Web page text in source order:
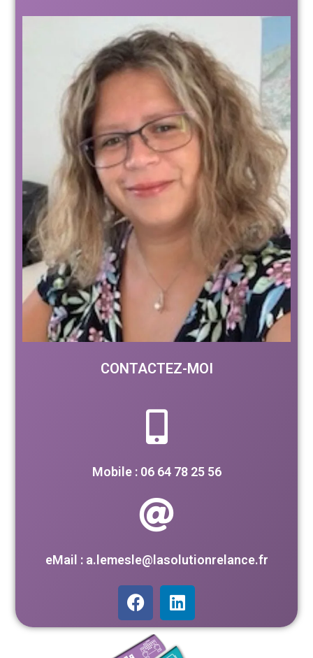
CONTACTEZ-MOI
Mobile : 06 64 78 25 56
eMail : a.lemesle@lasolutionrelance.fr